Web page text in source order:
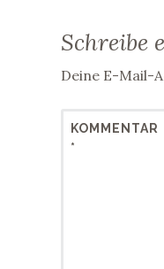
Schreibe
Deine E-Mail-
KOMMENTAR
*